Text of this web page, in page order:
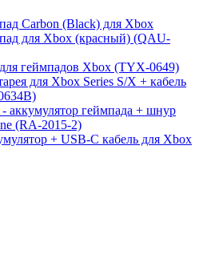
Carbon (Black) для Xbox
для Xbox (красный) (QAU-
геймпадов Xbox (TYX-0649)
для Xbox Series S/X + кабель
аккумулятор геймпада + шнур
(RA-2015-2)
+ USB-C кабель для Xbox